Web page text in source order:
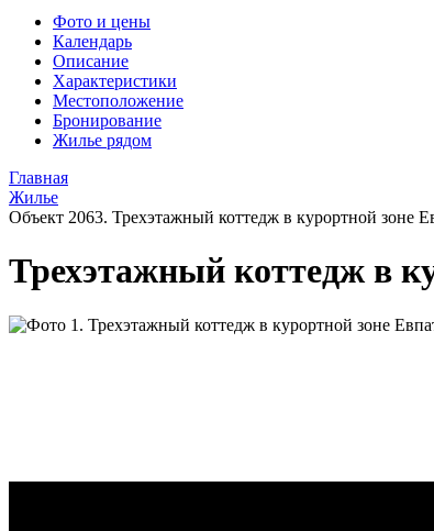
Фото и цены
Календарь
Описание
Характеристики
Местоположение
Бронирование
Жилье рядом
Главная
Жилье
Объект 2063. Трехэтажный коттедж в курортной зоне
Трехэтажный коттедж в